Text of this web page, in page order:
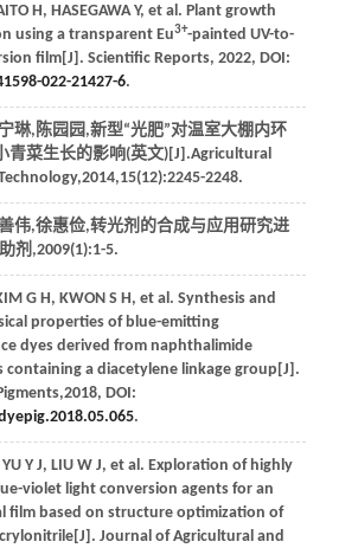
H, HASEGAWA Y, et al. Plant growth
using a transparent Eu3+-painted UV-to-
film[J]. Scientific Reports, 2022, DOI:
022-21427-6.
琳,陈园园,新型“光肥”对温室大棚内环
青菜生长的影响(英文)[J].Agricultural
,2014,15(12):2245-2248.
伟,徐惠俭,转光剂的合成与应用研究进
剂 ,2009(1):1-5.
G H, KWON S H, et al. Synthesis and
properties of blue-emitting
dyes derived from naphthalimide
containing a diacetylene linkage group[J].
,2018, DOI:
.
YU Y J, LIU W J, et al. Exploration of highly
violet light conversion agents for an
film based on structure optimization of
Journal of Agricultural and